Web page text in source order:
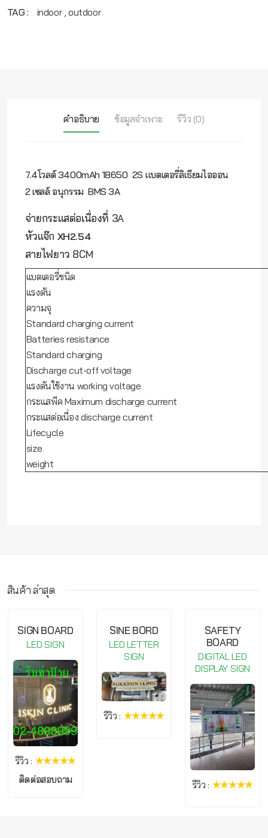
TAG : indoor , outdoor
คำอธิบาย ข้อมูลจำเพาะ รีวิว (0)
7.4โวลต์ 3400mAh 18650 2S แบตเตอรี่ลิเธียมไอออน
2 เซลล์ อนุกรรม BMS 3A
จ่ายกระแสต่อเนื่องที่ 3A
หัวแจ๊ก XH2.54
สายไฟยาว 8CM
แบตเตอรี่ชนิด
แรงดัน
ความจุ
Standard charging current
Batteries resistance
Standard charging
Discharge cut-off voltage
แรงดันใช้งาน working voltage
กระแสพีค Maximum discharge current
กระแสต่อเนื่อง discharge current
Lifecycle
size
weight
สินค้า ล่าสุด
SIGN BOARD
LED SIGN
รีวิว :
ติดต่อสอบถาม
SINE BORD
LED LETTER
SIGN
รีวิว :
SAFETY
BOARD
DIGITAL LED
DISPLAY SIGN
รีวิว :